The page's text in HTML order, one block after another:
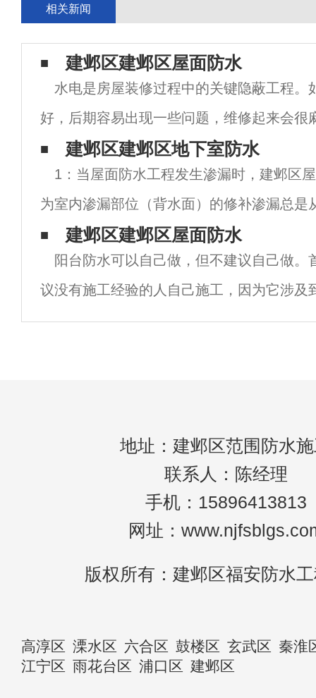
相关新闻
建邺区建邺区屋面防水
水电是房屋装修过程中的关键隐蔽工程。
好，后期容易出现一些问题，维修起来会很
水电，防水是一个关键环节，尤其是如果你
我们需要注意很多细节。那么，防水有哪些
建邺区建邺区地下室防水
1：当屋面防水工程发生渗漏时，建邺区
为室内渗漏部位（背水面）的修补渗漏总是
位流出。因此，室内（背水面）的渗漏位置
渗漏位置不对应，只修复室内渗漏部位，只
建邺区建邺区屋面防水
阳台防水可以自己做，但不建议自己做。
议没有施工经验的人自己施工，因为它涉及
防水涂料的厚度和高度，所以防水效果无法
地址：建邺区范围防水
联系人：陈经理
手机：15896413813
网址：
版权所有：建邺区福安防水
高淳区 溧水区 六合区 鼓楼区 玄武区 秦淮
江宁区 雨花台区 浦口区 建邺区